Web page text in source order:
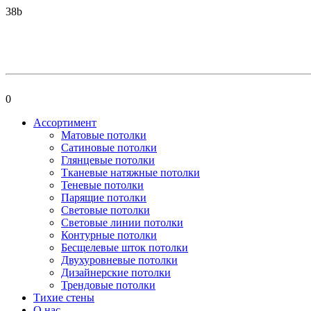
38b
0
Ассортимент
Матовые потолки
Сатиновые потолки
Глянцевые потолки
Тканевые натяжные потолки
Теневые потолки
Парящие потолки
Световые потолки
Световые линии потолки
Контурные потолки
Бесщелевые шток потолки
Двухуровневые потолки
Дизайнерские потолки
Трендовые потолки
Тихие стены